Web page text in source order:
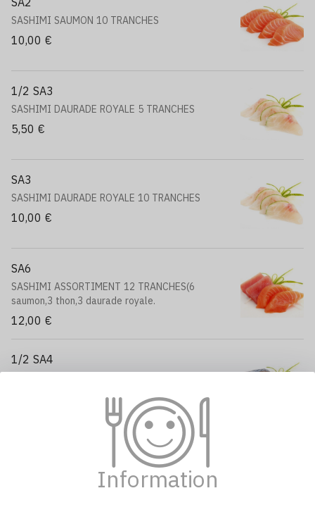
Information
SASHIMI SAUMON 10 TRANCHES
10,00 €
1/2 SA3
SASHIMI DAURADE ROYALE 5 TRANCHES
5,50 €
SA3
SASHIMI DAURADE ROYALE 10 TRANCHES
10,00 €
SA6
SASHIMI ASSORTIMENT 12 TRANCHES(6
saumon,3 thon,3 daurade royale.
12,00 €
1/2 SA4